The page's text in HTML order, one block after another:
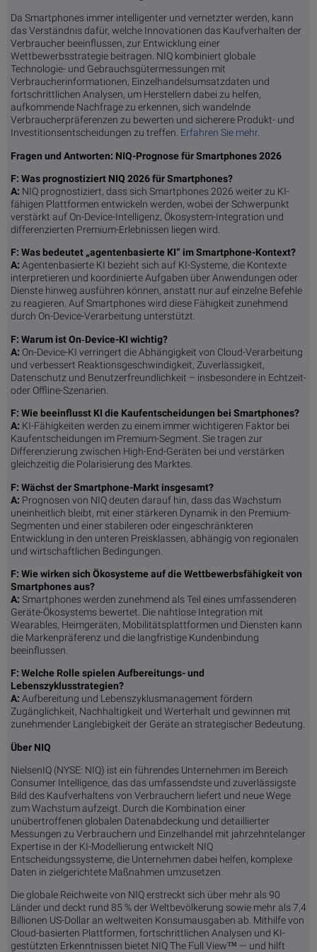
Da Smartphones immer intelligenter und vernetzter werden, kann
das Verständnis dafür, welche Innovationen das Kaufverhalten der
Verbraucher beeinflussen, zur Entwicklung einer
Wettbewerbsstrategie beitragen. NIQ kombiniert globale
Technologie- und Gebrauchsgütermessungen mit
Verbraucherinformationen, Einzelhandelsumsatzdaten und
fortschrittlichen Analysen, um Herstellern dabei zu helfen,
aufkommende Nachfrage zu erkennen, sich wandelnde
Verbraucherpräferenzen zu bewerten und sicherere Produkt- und
Investitionsentscheidungen zu treffen. Erfahren Sie mehr.
Fragen und Antworten: NIQ-Prognose für Smartphones 2026
F: Was prognostiziert NIQ 2026 für Smartphones?
A: NIQ prognostiziert, dass sich Smartphones 2026 weiter zu KI-
fähigen Plattformen entwickeln werden, wobei der Schwerpunkt
verstärkt auf On-Device-Intelligenz, Ökosystem-Integration und
differenzierten Premium-Erlebnissen liegen wird.
F: Was bedeutet „agentenbasierte KI“ im Smartphone-Kontext?
A: Agentenbasierte KI bezieht sich auf KI-Systeme, die Kontexte
interpretieren und koordinierte Aufgaben über Anwendungen oder
Dienste hinweg ausführen können, anstatt nur auf einzelne Befehle
zu reagieren. Auf Smartphones wird diese Fähigkeit zunehmend
durch On-Device-Verarbeitung unterstützt.
F: Warum ist On‑Device-KI wichtig?
A: On-Device-KI verringert die Abhängigkeit von Cloud-Verarbeitung
und verbessert Reaktionsgeschwindigkeit, Zuverlässigkeit,
Datenschutz und Benutzerfreundlichkeit – insbesondere in Echtzeit-
oder Offline-Szenarien.
F: Wie beeinflusst KI die Kaufentscheidungen bei Smartphones?
A: KI-Fähigkeiten werden zu einem immer wichtigeren Faktor bei
Kaufentscheidungen im Premium-Segment. Sie tragen zur
Differenzierung zwischen High-End-Geräten bei und verstärken
gleichzeitig die Polarisierung des Marktes.
F: Wächst der Smartphone-Markt insgesamt?
A: Prognosen von NIQ deuten darauf hin, dass das Wachstum
uneinheitlich bleibt, mit einer stärkeren Dynamik in den Premium-
Segmenten und einer stabileren oder eingeschränkteren
Entwicklung in den unteren Preisklassen, abhängig von regionalen
und wirtschaftlichen Bedingungen.
F: Wie wirken sich Ökosysteme auf die Wettbewerbsfähigkeit von
Smartphones aus?
A: Smartphones werden zunehmend als Teil eines umfassenderen
Geräte-Ökosystems bewertet. Die nahtlose Integration mit
Wearables, Heimgeräten, Mobilitätsplattformen und Diensten kann
die Markenpräferenz und die langfristige Kundenbindung
beeinflussen.
F: Welche Rolle spielen Aufbereitungs- und
Lebenszyklusstrategien?
A: Aufbereitung und Lebenszyklusmanagement fördern
Zugänglichkeit, Nachhaltigkeit und Werterhalt und gewinnen mit
zunehmender Langlebigkeit der Geräte an strategischer Bedeutung.
Über NIQ
NielsenIQ (NYSE: NIQ) ist ein führendes Unternehmen im Bereich
Consumer Intelligence, das das umfassendste und zuverlässigste
Bild des Kaufverhaltens von Verbrauchern liefert und neue Wege
zum Wachstum aufzeigt. Durch die Kombination einer
unübertroffenen globalen Datenabdeckung und detaillierter
Messungen zu Verbrauchern und Einzelhandel mit jahrzehntelanger
Expertise in der KI-Modellierung entwickelt NIQ
Entscheidungssysteme, die Unternehmen dabei helfen, komplexe
Daten in zielgerichtete Maßnahmen umzusetzen.
Die globale Reichweite von NIQ erstreckt sich über mehr als 90
Länder und deckt rund 85 % der Weltbevölkerung sowie mehr als 7,4
Billionen US-Dollar an weltweiten Konsumausgaben ab. Mithilfe von
Cloud-basierten Plattformen, fortschrittlichen Analysen und KI-
gestützten Erkenntnissen bietet NIQ The Full View™ — und hilft